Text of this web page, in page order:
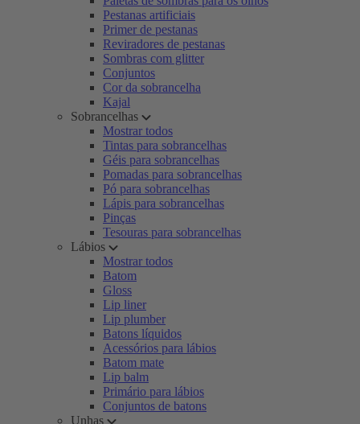
Pestanas artificiais
Primer de pestanas
Reviradores de pestanas
Sombras com glitter
Conjuntos
Cor da sobrancelha
Kajal
Sobrancelhas
Mostrar todos
Tintas para sobrancelhas
Géis para sobrancelhas
Pomadas para sobrancelhas
Pó para sobrancelhas
Lápis para sobrancelhas
Pinças
Tesouras para sobrancelhas
Lábios
Mostrar todos
Batom
Gloss
Lip liner
Lip plumber
Batons líquidos
Acessórios para lábios
Batom mate
Lip balm
Primário para lábios
Conjuntos de batons
Unhas